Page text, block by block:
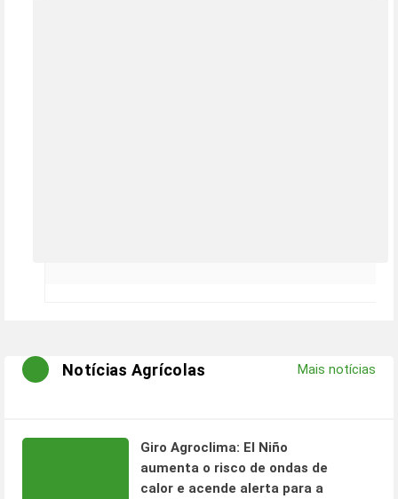
Notícias Agrícolas Mais notícias
Giro Agroclima: El Niño
aumenta o risco de ondas de
calor e acende alerta para a